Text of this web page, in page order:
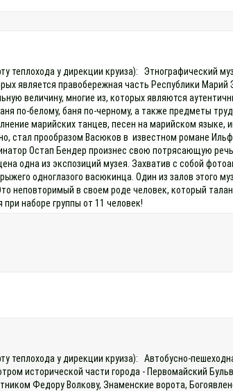
теплохода у дирекции круиза): Этнографический
является правобережная часть Республики
величину, многие из, которых являются
по-белому, баня по-черному, а также предметы
марийских танцев, песен на марийском языке,
стал прообразом Васюков в известном романе
Остап Бендер произнес свою потрясающую
одна из экспозиций музея. Захватив с собой
одноглазого васюкинца. Один из залов этого
неповторимый в своем роде человек, который
наборе группы от 11 человек!
теплохода у дирекции круиза): Автобусно-
исторической части города - Первомайский
Федору Волкову, Знаменские ворота,